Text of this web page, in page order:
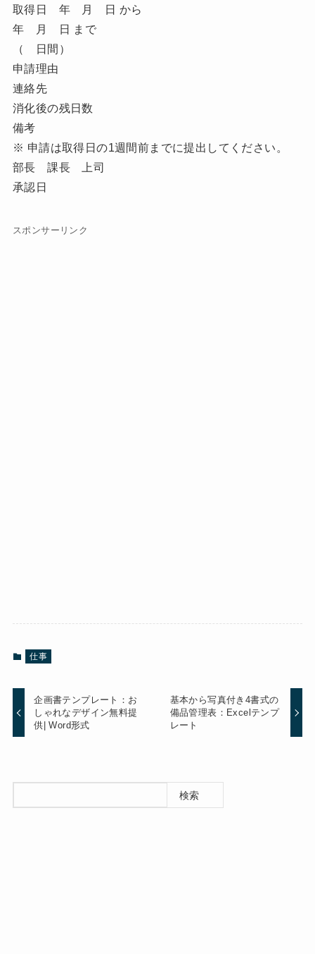
取得日 年 月 日 から
年 月 日 まで
（ 日間）
申請理由
連絡先
消化後の残日数
備考
※ 申請は取得日の1週間前までに提出してください。
部長 課長 上司
承認日
スポンサーリンク
仕事
企画書テンプレート：お
しゃれなデザイン無料提
供| Word形式
基本から写真付き4書式の
備品管理表：Excelテンプ
レート
検索